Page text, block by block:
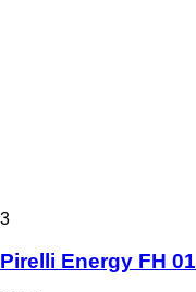
3
Pirelli Energy FH 01